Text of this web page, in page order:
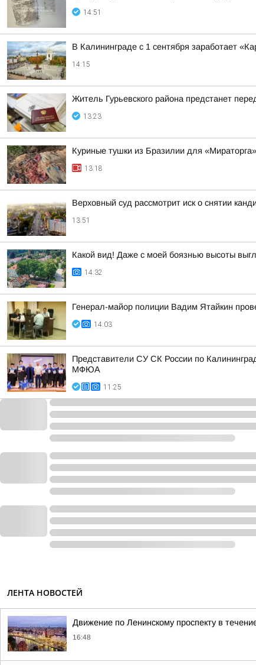
14:51
В Калининграде с 1 сентября заработает
14:15
Житель Гурьевского района предстанет
13:23
Куриные тушки из Бразилии для
13:18
Верховный суд рассмотрит иск о снятии
13:51
Какой вид! Даже с моей боязнью высоты
14:32
Генерал-майор полиции Вадим Ятайкин
14:03
Представители СУ СК России по
МФЮА
11:25
ЛЕНТА НОВОСТЕЙ
Движение по Ленинскому проспекту в
16:48